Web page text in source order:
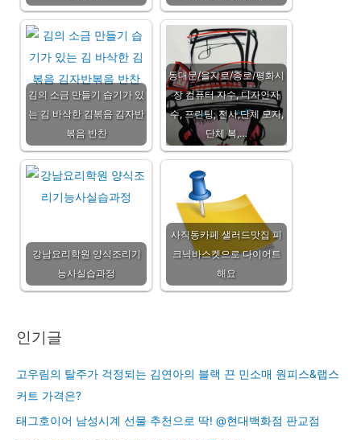
김의 소금 만들기 습기가 있
는 김 바삭한 김볶음 김자반
볶음 반찬
동대문/을지로/종로/평화시
장 컴퓨터 자수, 디자인자
수, 프린팅, 전사,단체 모자,
단체 복,…
강남요리학원 양식조리기
능사실습과정
사직동카페 샐러드맛집 피
크닉바스켓으로 다이어트
해요
인기글
고우림의 탈주가 걱정되는 김연아의 블랙 끈 민소매 원피스&랩스
커트 가격은?
태그호이어 남성시계 선물 추천으로 딱! @현대백화점 판교점